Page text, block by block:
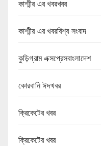
কাশ্মীর এর খবরখবর
কাশ্মীর এর খবরবিশ্ব সংবাদ
কুড়িগ্রাম এক্সপ্রেসবাংলাদেশ
কোরবানি ঈদখবর
ক্রিকেটের খবর
ক্রিকেটের খবর